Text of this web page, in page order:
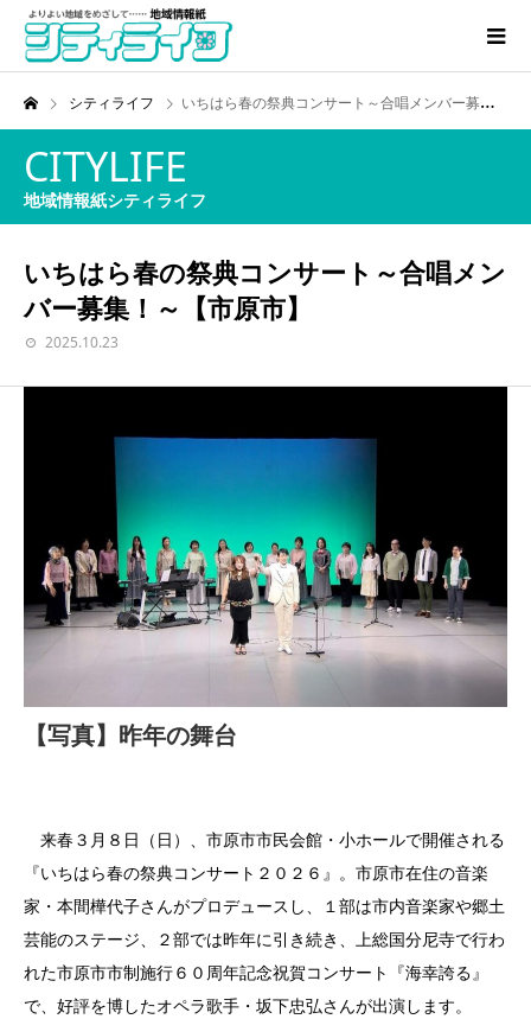
シティライフ いちはら春の祭典コンサート～合唱メンバー募集！～【市原市】
CITYLIFE
地域情報紙シティライフ
いちはら春の祭典コンサート～合唱メン
バー募集！～【市原市】
2025.10.23
【写真】昨年の舞台
来春３月８日（日）、市原市市民会館・小ホールで開催される
『いちはら春の祭典コンサート２０２６』。市原市在住の音楽
家・本間樺代子さんがプロデュースし、１部は市内音楽家や郷土
芸能のステージ、２部では昨年に引き続き、上総国分尼寺で行わ
れた市原市市制施行６０周年記念祝賀コンサート『海幸誇る』
で、好評を博したオペラ歌手・坂下忠弘さんが出演します。